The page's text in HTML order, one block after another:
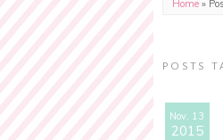
Home »
POSTS
Nov. 13
2015